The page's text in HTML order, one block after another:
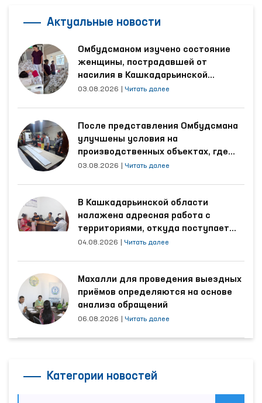
Актуальные новости
Омбудсманом изучено состояние
женщины, пострадавшей от
насилия в Кашкадарьинской
области
03.08.2026 Читать далее
После представления Омбудсмана
улучшены условия на
производственных объектах, где
трудятся осуждённые
03.08.2026 Читать далее
В Кашкадарьинской области
налажена адресная работа с
территориями, откуда поступает
наибольшее количество обращений
04.08.2026 Читать далее
Махалли для проведения выездных
приёмов определяются на основе
анализа обращений
06.08.2026 Читать далее
Категории новостей